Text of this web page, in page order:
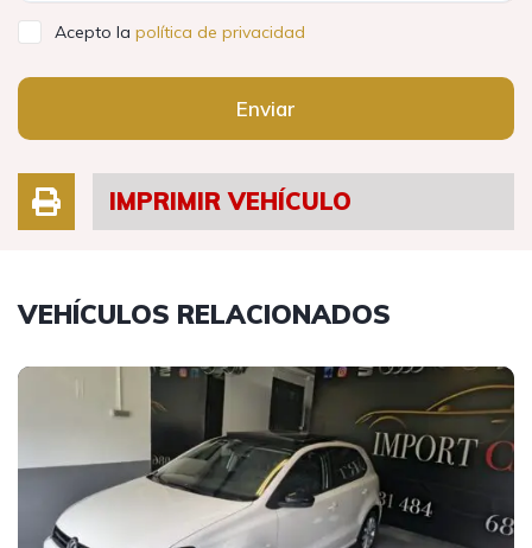
Acepto la política de privacidad
Enviar
IMPRIMIR VEHÍCULO
VEHÍCULOS RELACIONADOS